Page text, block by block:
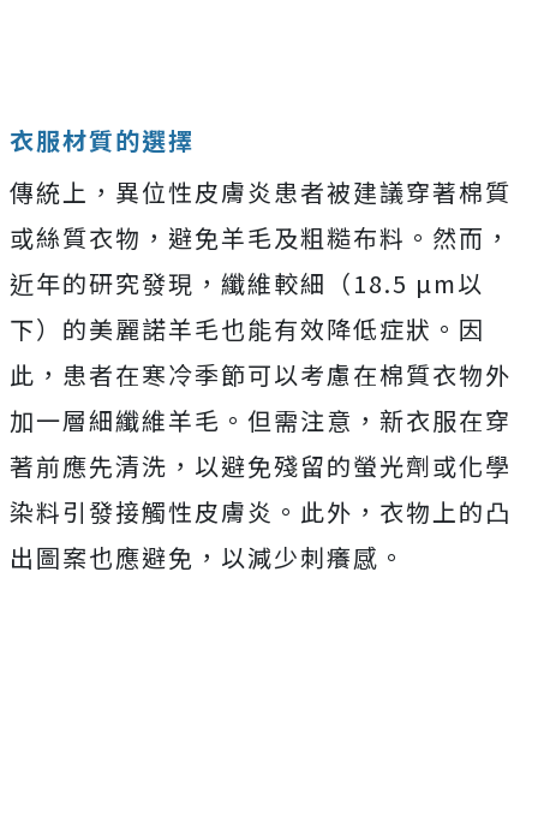
衣服材質的選擇
傳統上，異位性皮膚炎患者被建議穿著棉質
或絲質衣物，避免羊毛及粗糙布料。然而，
近年的研究發現，纖維較細（18.5 µm以
下）的美麗諾羊毛也能有效降低症狀。因
此，患者在寒冷季節可以考慮在棉質衣物外
加一層細纖維羊毛。但需注意，新衣服在穿
著前應先清洗，以避免殘留的螢光劑或化學
染料引發接觸性皮膚炎。此外，衣物上的凸
出圖案也應避免，以減少刺癢感。